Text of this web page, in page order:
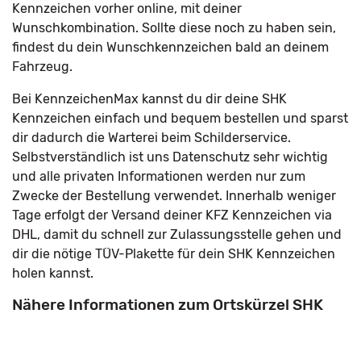
Kennzeichen vorher online, mit deiner
Wunschkombination. Sollte diese noch zu haben sein,
findest du dein Wunschkennzeichen bald an deinem
Fahrzeug.
Bei KennzeichenMax kannst du dir deine SHK
Kennzeichen einfach und bequem bestellen und sparst
dir dadurch die Warterei beim Schilderservice.
Selbstverständlich ist uns Datenschutz sehr wichtig
und alle privaten Informationen werden nur zum
Zwecke der Bestellung verwendet. Innerhalb weniger
Tage erfolgt der Versand deiner KFZ Kennzeichen via
DHL, damit du schnell zur Zulassungsstelle gehen und
dir die nötige TÜV-Plakette für dein SHK Kennzeichen
holen kannst.
Nähere Informationen zum Ortskürzel SHK